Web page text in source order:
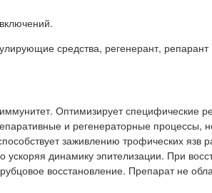
средства, регенерант, репарант
Оптимизирует специфические
и регенераторные процессы,
заживлению трофических язв
ускоряя динамику эпителизации. При
восстановление. Препарат не